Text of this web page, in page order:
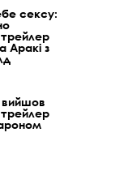
сексу:
трейлер
Аракі з
вийшов
трейлер